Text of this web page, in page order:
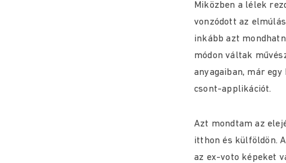
Miközben a lélek
vonzódott az
inkább azt
módon váltak
anyagaiban, már
csont-applikációt.
Azt mondtam az
itthon és külföldön.
az ex-voto képeket